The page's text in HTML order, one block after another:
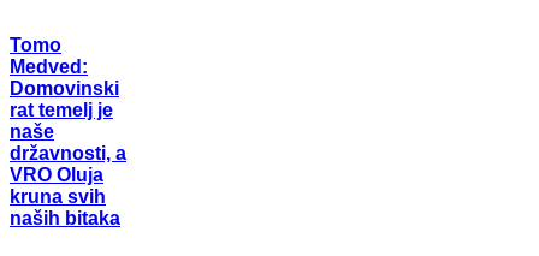
Tomo
Medved:
Domovinski
rat temelj je
naše
državnosti, a
VRO Oluja
kruna svih
naših bitaka